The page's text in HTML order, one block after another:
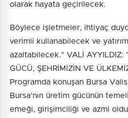
olarak hayata geçirilecek.
Böylece işletmeler, ihtiyaç
verimli kullanabilecek ve
azaltabilecek.” VALİ AYYILDIZ:
GÜCÜ, ŞEHRİMİZİN VE
Programda konuşan Bursa
Bursa'nın üretim gücünün
emeği, girişimciliği ve azmi